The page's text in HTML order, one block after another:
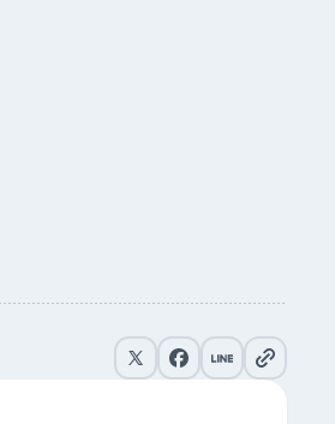
リンクをコピー